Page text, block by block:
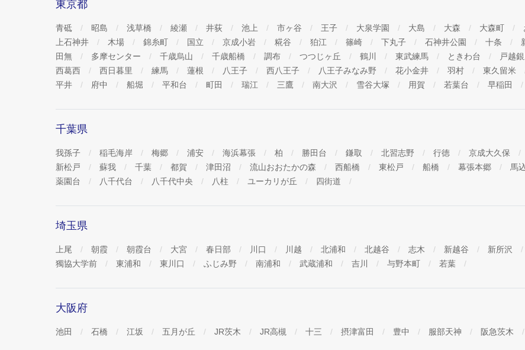
東京都
青砥 昭島 浅草橋 綾瀬 井荻 池上 市ヶ谷 王子 大泉学園 大島 大森 大森町
上石神井
木場 錦糸町 国立 京成小岩 糀谷 狛江 篠崎 下丸子 石神井公園 十条
田無
多摩センター 千歳烏山 千歳船橋 調布 つつじヶ丘 鶴川 東武練馬 ときわ台 戸越
西葛西
西日暮里 練馬 蓮根 八王子 西八王子 八王子みなみ野 花小金井 羽村 東久留米
平井
府中 船堀 平和台 町田 瑞江 三鷹 南大沢 雪谷大塚 用賀 若葉台 早稲田
千葉県
我孫子 稲毛海岸 梅郷 浦安 海浜幕張 柏 勝田台 鎌取 北習志野 行徳 京成大久保
新松戸
蘇我 千葉 都賀 津田沼 流山おおたかの森 西船橋 東松戸 船橋 幕張本郷 馬
薬園台
八千代台 八千代中央 八柱 ユーカリが丘 四街道
埼玉県
上尾 朝霞 朝霞台 大宮 春日部 川口 川越 北浦和 北越谷 志木 新越谷 新所沢
獨協大学前
東浦和 東川口 ふじみ野 南浦和 武蔵浦和 吉川 与野本町 若葉
大阪府
池田 石橋 江坂 五月が丘 JR茨木 JR高槻 十三 摂津富田 豊中 服部天神 阪急茨木